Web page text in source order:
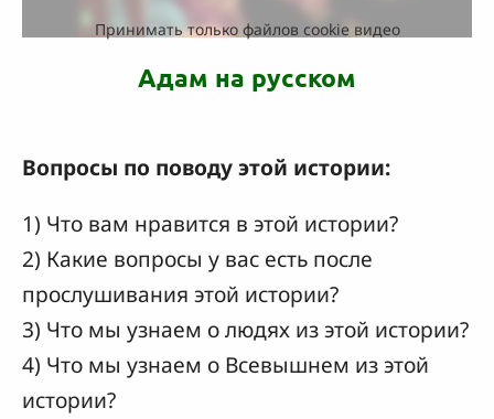
Принимать только файлов cookie видео
Адам на русском
Вопросы по поводу этой истории:
1) Что вам нравится в этой истории?
2) Какие вопросы у вас есть после
прослушивания этой истории?
3) Что мы узнаем о людях из этой истории?
4) Что мы узнаем о Всевышнем из этой
истории?